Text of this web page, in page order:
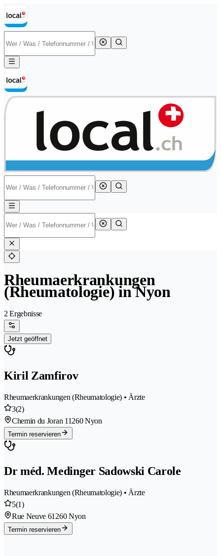
Rheumaerkrankungen
(Rheumatologie) in Nyon
2 Ergebnisse
Jetzt geöffnet
Kiril Zamfirov
Rheumaerkrankungen (Rheumatologie) • Ärzte
3(2)
Chemin du Joran 11260 Nyon
Termin reservieren
Dr méd. Medinger Sadowski Carole
Rheumaerkrankungen (Rheumatologie) • Ärzte
5(1)
Rue Neuve 61260 Nyon
Termin reservieren